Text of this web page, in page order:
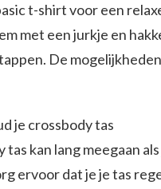
t-shirt voor een
met een jurkje en
De
je crossbody tas
tas kan lang meegaan
ervoor dat je je tas